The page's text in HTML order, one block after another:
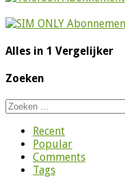
Alles in 1 Vergelijker
Zoeken
Zoeken
Recent
Popular
Comments
Tags